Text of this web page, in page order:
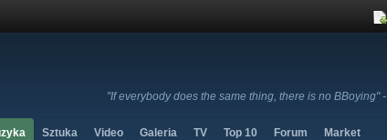
"If everybody does the same thing, there is no BBoying" -
Sztuka Video Galeria TV Top 10 Forum Market